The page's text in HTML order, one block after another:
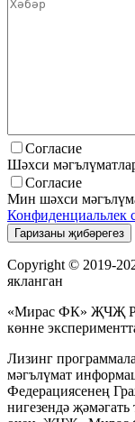
Согласие
Шәхси
Согласие
Мин шәхси
Конфиденциальлек
Copyright © 2019-
якланган
«Мирас ФК» ҖЧҖ
көнне
Лизинг
мәгълүмат
Федерациясенең
нигезендә